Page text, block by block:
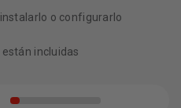
o configurarlo
incluidas